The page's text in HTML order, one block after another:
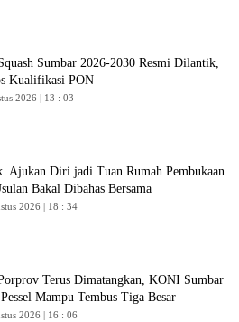
Sumbar 2026-2030 Resmi Dilantik,
Kualifikasi PON
2026 | 13 : 03
Ajukan Diri jadi Tuan Rumah Pembukaan
Bakal Dibahas Bersama
2026 | 18 : 34
Terus Dimatangkan, KONI Sumbar
Mampu Tembus Tiga Besar
2026 | 16 : 06